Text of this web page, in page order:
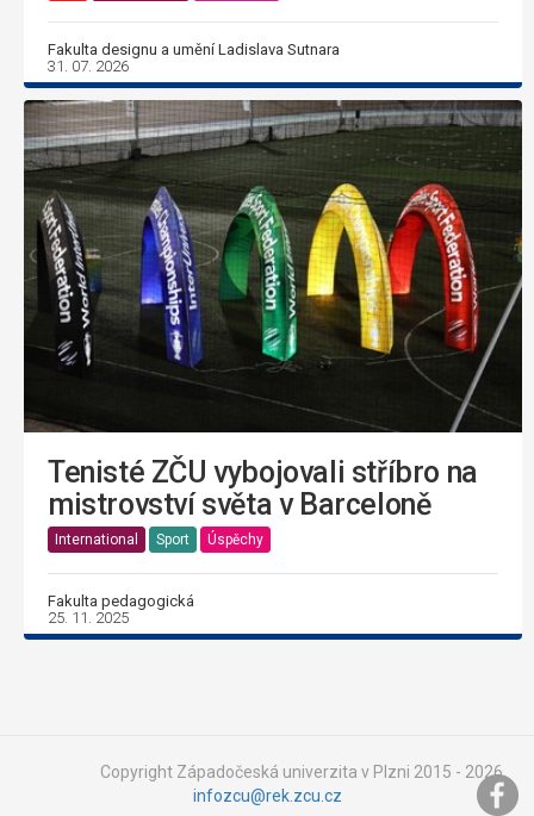
Fakulta designu a umění Ladislava Sutnara
31. 07. 2026
Tenisté ZČU vybojovali stříbro na
mistrovství světa v Barceloně
International Sport Úspěchy
Fakulta pedagogická
25. 11. 2025
Copyright Západočeská univerzita v Plzni 2015 - 2026,
infozcu@rek.zcu.cz